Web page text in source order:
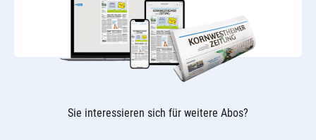
Sie interessieren sich für weitere Abos?